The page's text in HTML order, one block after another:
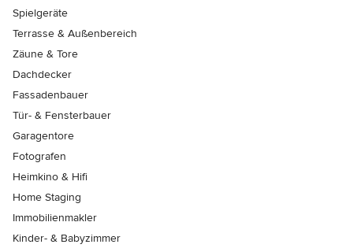
Spielgeräte
Terrasse & Außenbereich
Zäune & Tore
Dachdecker
Fassadenbauer
Tür- & Fensterbauer
Garagentore
Fotografen
Heimkino & Hifi
Home Staging
Immobilienmakler
Kinder- & Babyzimmer